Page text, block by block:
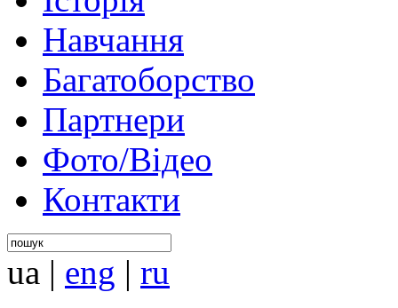
Навчання
Багатоборство
Партнери
Фото/Відео
Контакти
ua | eng | ru